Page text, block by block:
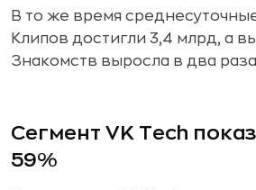
В то же время
Клипов достигли 3,4 млрд, а
Знакомств выросла в два раза
Сегмент VK Tech
59%